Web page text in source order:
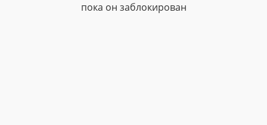
пока он заблокирован